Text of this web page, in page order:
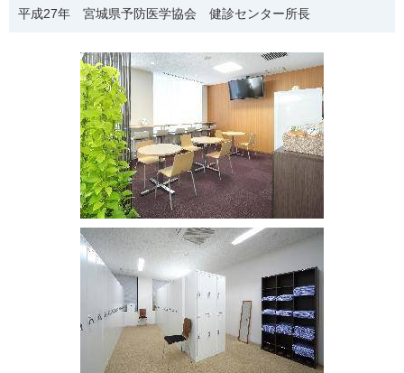
平成27年 宮城県予防医学協会 健診センター所長